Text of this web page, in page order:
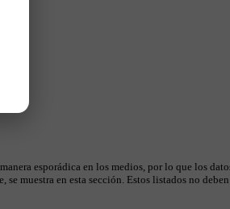
esporádica en los medios, por lo que los
muestra en esta sección. Estos listados no